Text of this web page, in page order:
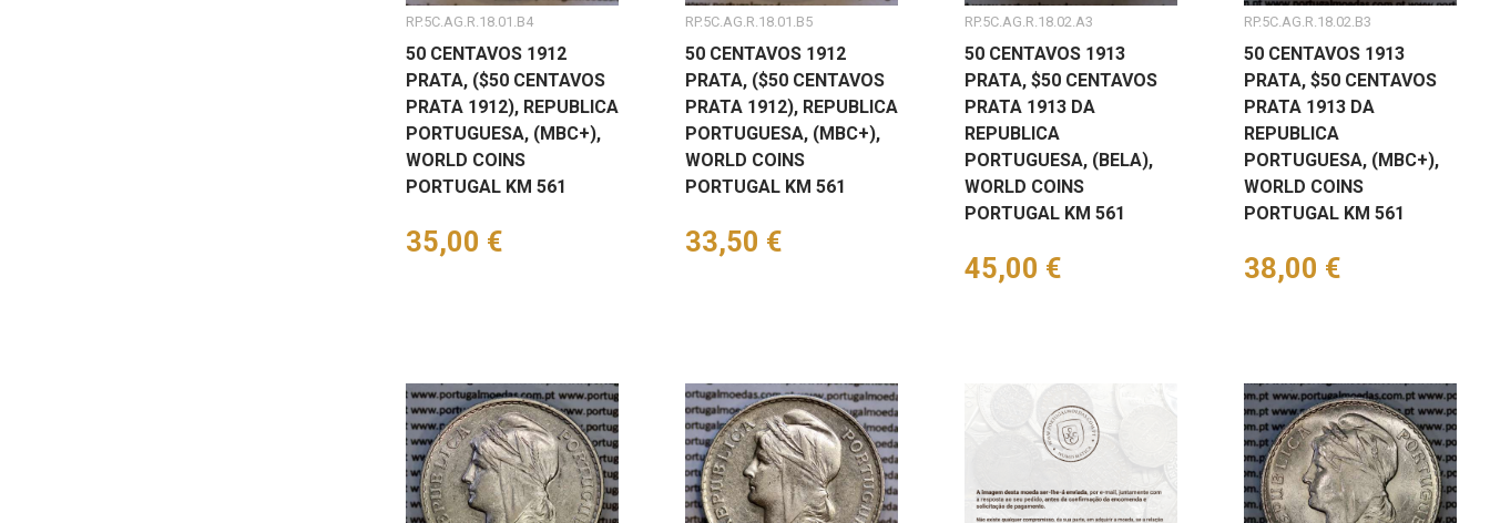
RP.5C.AG.R.18.01.B4
50 CENTAVOS 1912
PRATA, ($50 CENTAVOS
PRATA 1912), REPUBLICA
PORTUGUESA, (MBC+),
WORLD COINS
PORTUGAL KM 561
Preço
35,00 €
RP.5C.AG.R.18.01.B5
50 CENTAVOS 1912
PRATA, ($50 CENTAVOS
PRATA 1912), REPUBLICA
PORTUGUESA, (MBC+),
WORLD COINS
PORTUGAL KM 561
Preço
33,50 €
RP.5C.AG.R.18.02.A3
50 CENTAVOS 1913
PRATA, $50 CENTAVOS
PRATA 1913 DA
REPUBLICA
PORTUGUESA, (BELA),
WORLD COINS
PORTUGAL KM 561
Preço
45,00 €
RP.5C.AG.R.18.02.B3
50 CENTAVOS 1913
PRATA, $50 CENTAVOS
PRATA 1913 DA
REPUBLICA
PORTUGUESA, (MBC+),
WORLD COINS
PORTUGAL KM 561
Preço
38,00 €